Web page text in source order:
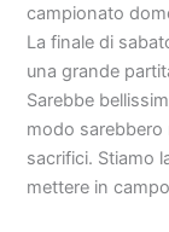
campionato
La finale di
una grande
Sarebbe
modo
sacrifici. Stiamo
mettere in